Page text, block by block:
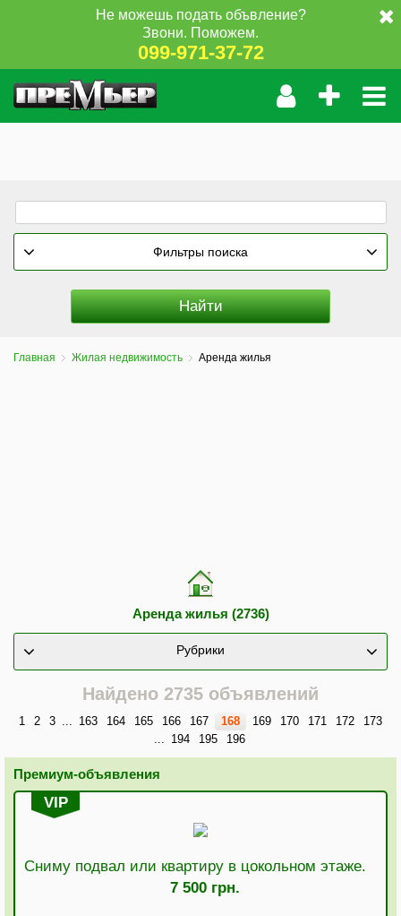
Не можешь подать объвление?
Звони. Поможем.
099-971-37-72
Фильтры поиска
Главная Жилая недвижимость Аренда жилья
Аренда жилья (2736)
Рубрики
Найдено 2735 объявлений
1 2 3 ... 163 164 165 166 167 168 169 170 171 172
173
... 194 195 196
Премиум-объявления
VIP
Сниму подвал или квартиру в цокольном этаже.
7 500 грн.